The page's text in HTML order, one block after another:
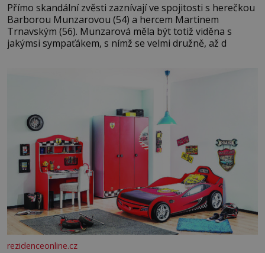
Přímo skandální zvěsti zaznívají ve spojitosti s herečkou
Barborou Munzarovou (54) a hercem Martinem
Trnavským (56). Munzarová měla být totiž viděna s
jakýmsi sympaťákem, s nímž se velmi družně, až d
rezidenceonline.cz